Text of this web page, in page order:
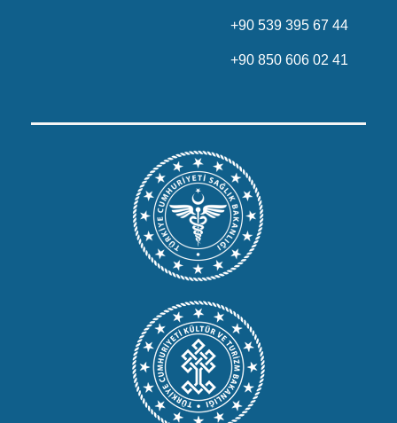
+90 539 395 67 44
+90 850 606 02 41